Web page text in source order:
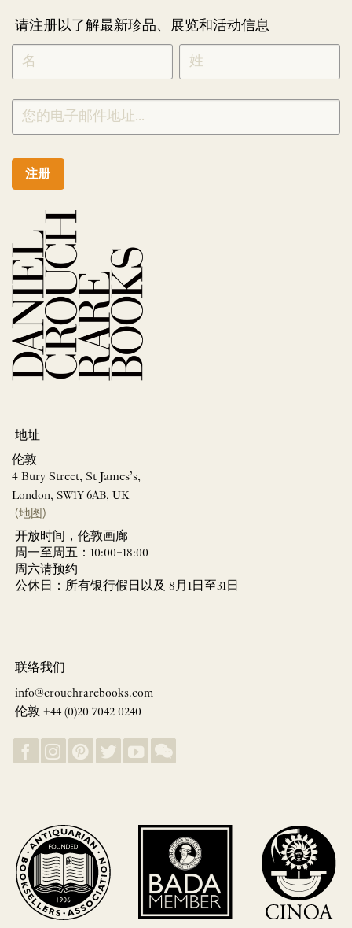
请注册以了解最新珍品、展览和活动信息
NEWLETTER
SIGNUP
CHINESE
*
注册
地址
伦敦
4 Bury Street, St James’s,
London, SW1Y 6AB, UK
(地图)
开放时间，伦敦画廊
周一至周五：10:00–18:00
周六请预约
公休日：所有银行假日以及 8月1日至31日
联络我们
info@crouchrarebooks.com
伦敦 +44 (0)20 7042 0240